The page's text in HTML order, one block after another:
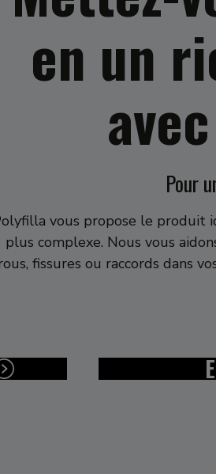
en un
Pour
vous propose le produit
plus complexe. Nous vous
fissures ou raccords dans